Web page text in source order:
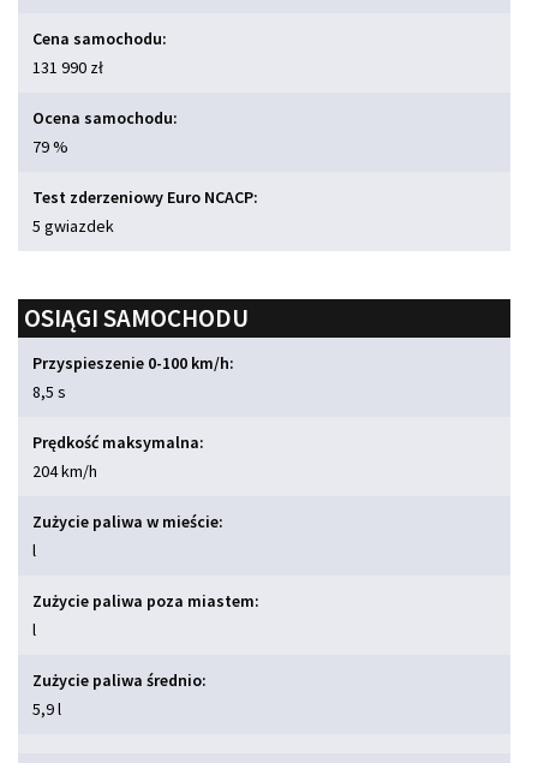
Cena samochodu:
131 990 zł
Ocena samochodu:
79 %
Test zderzeniowy Euro NCACP:
5 gwiazdek
OSIĄGI SAMOCHODU
Przyspieszenie 0-100 km/h:
8,5 s
Prędkość maksymalna:
204 km/h
Zużycie paliwa w mieście:
l
Zużycie paliwa poza miastem:
l
Zużycie paliwa średnio:
5,9 l